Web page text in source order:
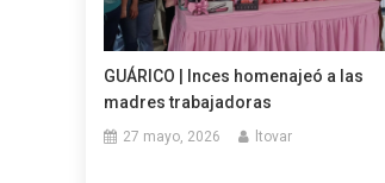
GUÁRICO | Inces homenajeó a las
madres trabajadoras
27 mayo, 2026 ltovar